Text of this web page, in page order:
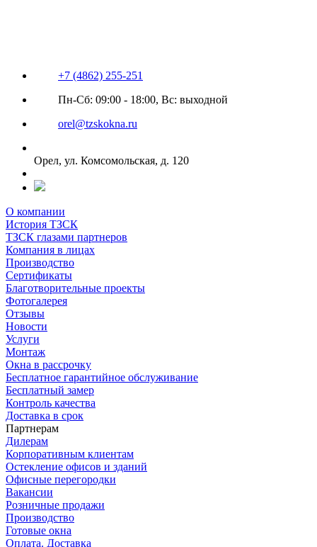
+7 (4862) 255-251
Пн-Сб: 09:00 - 18:00, Вс: выходной
orel@tzskokna.ru
Орел, ул. Комсомольская, д. 120
О компании
История ТЗСК
ТЗСК глазами партнеров
Компания в лицах
Производство
Сертификаты
Благотворительные проекты
Фотогалерея
Отзывы
Новости
Услуги
Монтаж
Окна в рассрочку
Бесплатное гарантийное обслуживание
Бесплатный замер
Контроль качества
Доставка в срок
Партнерам
Дилерам
Корпоративным клиентам
Остекление офисов и зданий
Офисные перегородки
Вакансии
Розничные продажи
Производство
Готовые окна
Оплата. Доставка